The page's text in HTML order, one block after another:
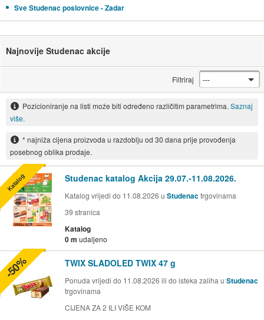
Sve Studenac poslovnice - Zadar
Najnovije Studenac akcije
Filtriraj
Pozicioniranje na listi može biti određeno različitim parametrima. Saznaj
više.
* najniža cijena proizvoda u razdoblju od 30 dana prije provođenja
posebnog oblika prodaje.
Studenac katalog Akcija 29.07.-11.08.2026.
Katalog vrijedi do 11.08.2026 u Studenactrgovinama
39 stranica
Katalog
0 m udaljeno
Katalog
TWIX SLADOLED TWIX 47 g
Ponuda vrijedi do 11.08.2026 ili do isteka zaliha u Studenac
trgovinama
CIJENA ZA 2 ILI VIŠE KOM
-50%